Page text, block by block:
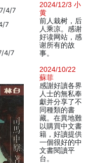
4/7
7
4/7
2024/12/3 小
黄
前人栽树，后
人乘凉。感谢
好读网站，感
谢所有的故
事。
2024/10/22
蘇菲
感謝好讀各界
人士的無私奉
獻并分享了不
同種類的書
藏。在異地難
以購買中文書
籍，好讀提供
一個很好的中
文書閱讀平
台。